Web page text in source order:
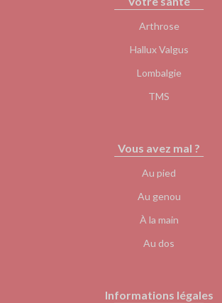
Arthrose
Hallux Valgus
Lombalgie
TMS
Vous avez mal ?
Au pied
Au genou
À la main
Au dos
Informations légales